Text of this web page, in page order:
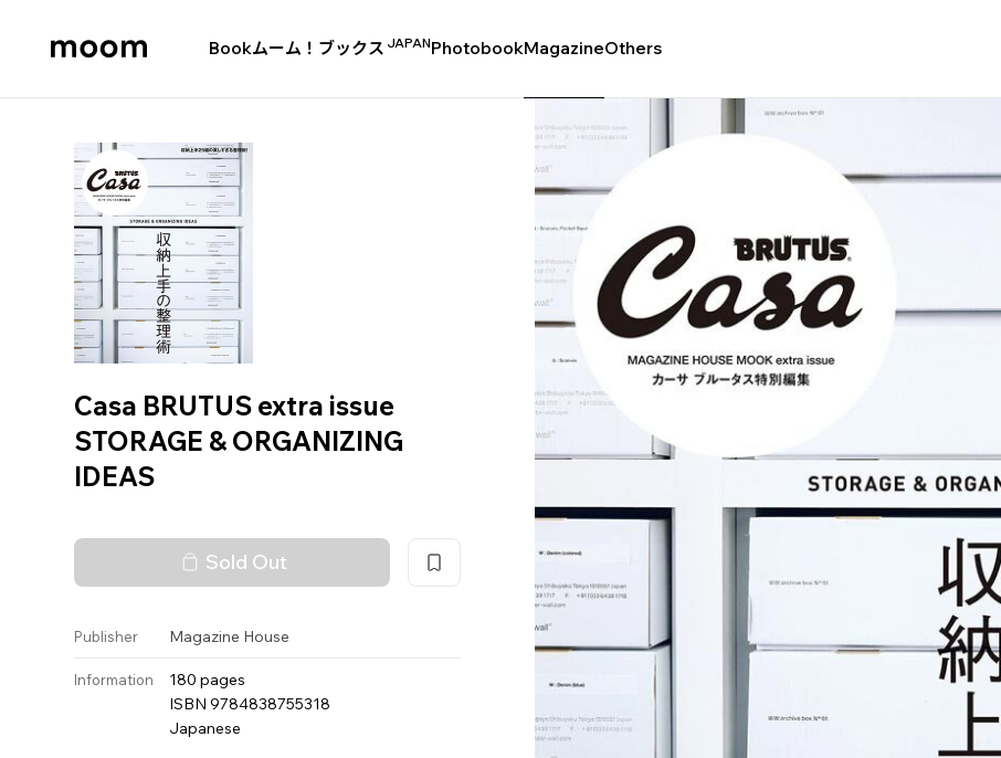
Bookムーム！ブックス JAPANPhotobookMagazineOthers
Casa BRUTUS extra issue
STORAGE & ORGANIZING
IDEAS
Sold Out
Publisher Magazine House
Information
180 pages
ISBN 9784838755318
Japanese